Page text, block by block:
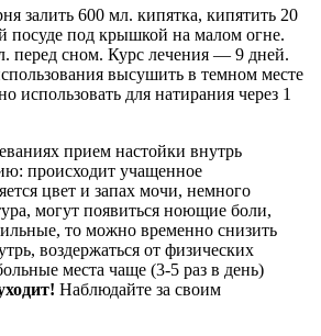
залить 600 мл. кипятка, кипятить 20
посуде под крышкой на малом огне.
перед сном. Курс лечения — 9 дней.
высушить в темном месте
использовать для натирания через 1
прием настойки внутрь
происходит учащенное
цвет и запах мочи, немного
могут появиться ноющие боли,
то можно временно снизить
воздержаться от физических
места чаще (3-5 раз в день)
Наблюдайте за своим